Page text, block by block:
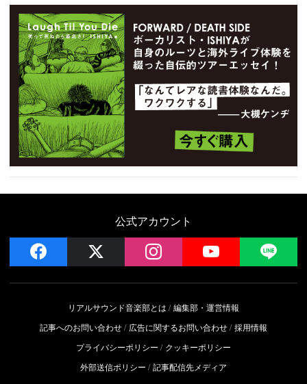
公式アカウント
facebook instagram YouTube
リアルサウンド音楽部とは
編集部・運営情報
記事へのお問い合わせ
広告に関するお問い合わせ 採用情報
プライバシーポリシー
クッキーポリシー
外部送信ポリシー
記事配信先メディア